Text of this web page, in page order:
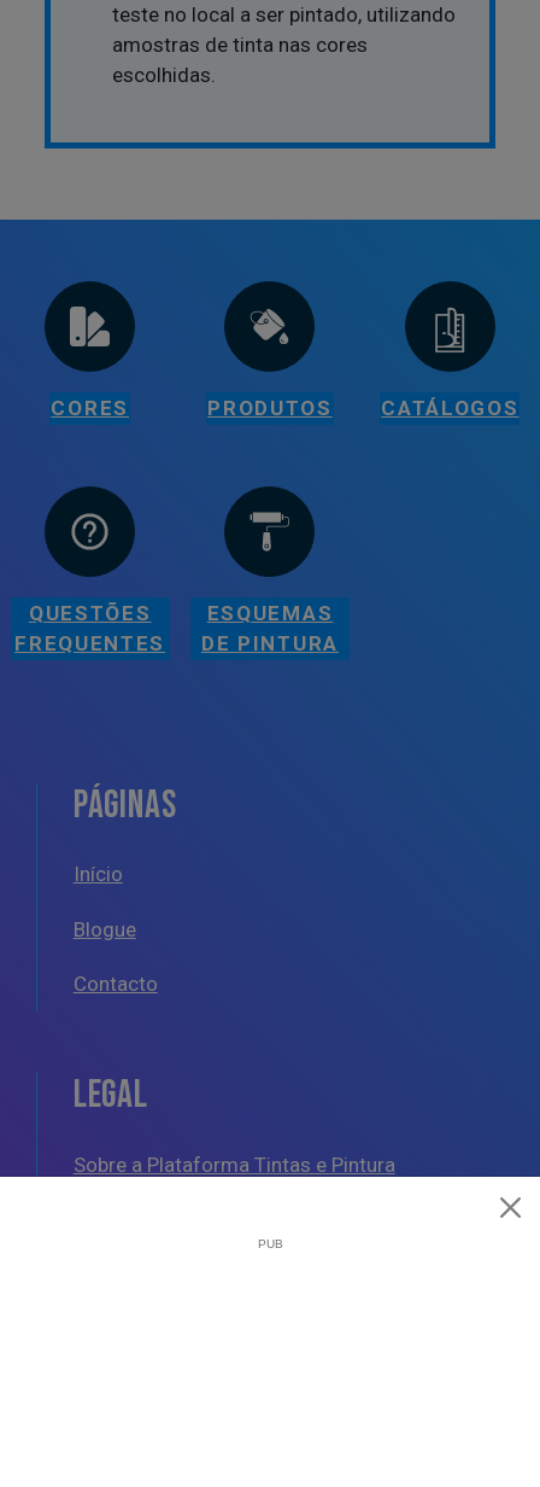
teste no local a ser pintado, utilizando
amostras de tinta nas cores
escolhidas.
CORES PRODUTOS CATÁLOGOS
QUESTÕES
FREQUENTES
ESQUEMAS
DE PINTURA
PÁGINAS
Início
Blogue
Contacto
LEGAL
Sobre a Plataforma Tintas e Pintura